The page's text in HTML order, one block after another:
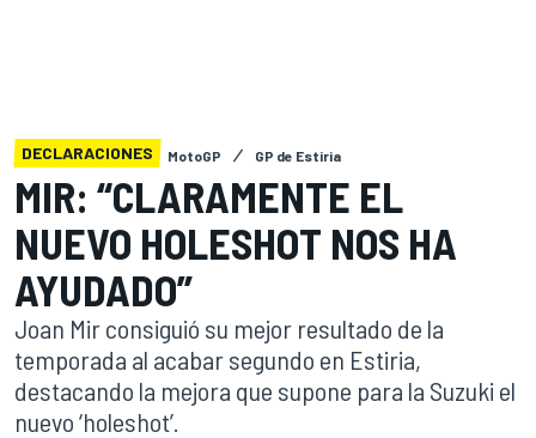
DECLARACIONES MotoGP GP de Estiria
MIR: “CLARAMENTE EL
NUEVO HOLESHOT NOS HA
AYUDADO”
Joan Mir consiguió su mejor resultado de la
temporada al acabar segundo en Estiria,
destacando la mejora que supone para la Suzuki el
nuevo ‘holeshot’.